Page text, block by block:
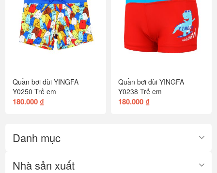
Danh mục
Nhà sản xuất
Quần bơi đùi YINGFA
Y0250 Trẻ em
180.000 ₫
Quần bơi đùi YINGFA
Y0238 Trẻ em
180.000 ₫